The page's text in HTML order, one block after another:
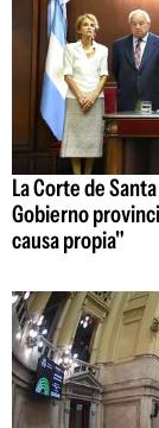
La Corte de
Gobierno
causa propia"